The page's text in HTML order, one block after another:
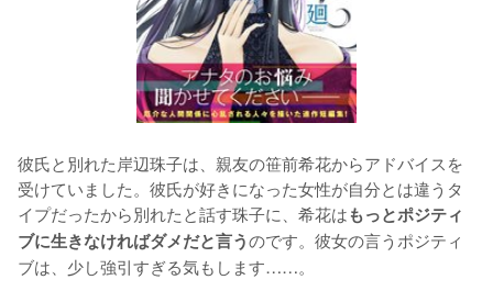
彼氏と別れた岸辺珠子は、親友の笹前希花からアドバイスを
受けていました。彼氏が好きになった女性が自分とは違うタ
イプだったから別れたと話す珠子に、希花はもっとポジティ
ブに生きなければダメだと言うのです。彼女の言うポジティ
ブは、少し強引すぎる気もします……。